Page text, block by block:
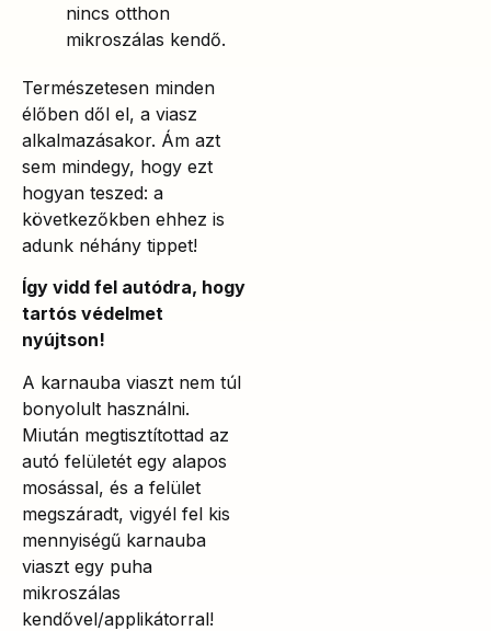
nincs otthon
mikroszálas kendő.
Természetesen minden
élőben dől el, a viasz
alkalmazásakor. Ám azt
sem mindegy, hogy ezt
hogyan teszed: a
következőkben ehhez is
adunk néhány tippet!
Így vidd fel autódra, hogy
tartós védelmet
nyújtson!
A karnauba viaszt nem túl
bonyolult használni.
Miután megtisztítottad az
autó felületét egy alapos
mosással, és a felület
megszáradt, vigyél fel kis
mennyiségű karnauba
viaszt egy puha
mikroszálas
kendővel/applikátorral!